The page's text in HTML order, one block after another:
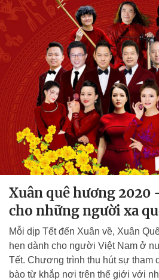
Xuân quê hương 2020
cho những người xa
Mỗi dịp Tết đến Xuân về, Xuân
hẹn dành cho người Việt Nam ở
Tết. Chương trình thu hút sự tham
bào từ khắp nơi trên thế giới với